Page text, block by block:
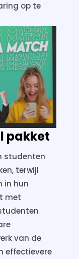
op te
pakket
studenten
terwijl
in hun
met
van de
effectievere